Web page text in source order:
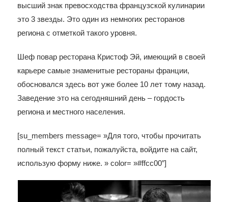
высший знак превосходства французской кулинарии
это 3 звезды. Это один из немногих ресторанов
региона с отметкой такого уровня.
Шеф повар ресторана Кристоф Эй, имеющий в своей
карьере самые знаменитые рестораны франции,
обосновался здесь вот уже более 10 лет тому назад.
Заведение это на сегодняшний день – гордость
региона и местного населения.
[su_members message= »Для того, чтобы прочитать
полный текст статьи, пожалуйста, войдите на сайт,
использую форму ниже. » color= »#ffcc00″]